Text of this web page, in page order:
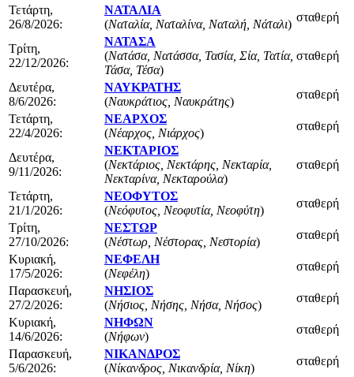
Τετάρτη,
26/8/2026:
ΝΑΤΑΛΙΑ
(Ναταλία, Ναταλίνα, Ναταλή, Νάταλι)
σταθερή
Τρίτη,
22/12/2026:
ΝΑΤΑΣΑ
(Νατάσα, Νατάσσα, Τασία, Σία, Τατία,
Τάσα, Τέσα)
σταθερή
Δευτέρα,
8/6/2026:
ΝΑΥΚΡΑΤΗΣ
(Ναυκράτιος, Ναυκράτης)
σταθερή
Τετάρτη,
22/4/2026:
ΝΕΑΡΧΟΣ
(Νέαρχος, Νιάρχος)
σταθερή
Δευτέρα,
9/11/2026:
ΝΕΚΤΑΡΙΟΣ
(Νεκτάριος, Νεκτάρης, Νεκταρία,
Νεκταρίνα, Νεκταρούλα)
σταθερή
Τετάρτη,
21/1/2026:
ΝΕΟΦΥΤΟΣ
(Νεόφυτος, Νεοφυτία, Νεοφύτη)
σταθερή
Τρίτη,
27/10/2026:
ΝΕΣΤΩΡ
(Νέστωρ, Νέστορας, Νεστορία)
σταθερή
Κυριακή,
17/5/2026:
ΝΕΦΕΛΗ
(Νεφέλη)
σταθερή
Παρασκευή,
27/2/2026:
ΝΗΣΙΟΣ
(Νήσιος, Νήσης, Νήσα, Νήσος)
σταθερή
Κυριακή,
14/6/2026:
ΝΗΦΩΝ
(Νήφων)
σταθερή
Παρασκευή,
5/6/2026:
ΝΙΚΑΝΔΡΟΣ
(Νίκανδρος, Νικανδρία, Νίκη)
σταθερή